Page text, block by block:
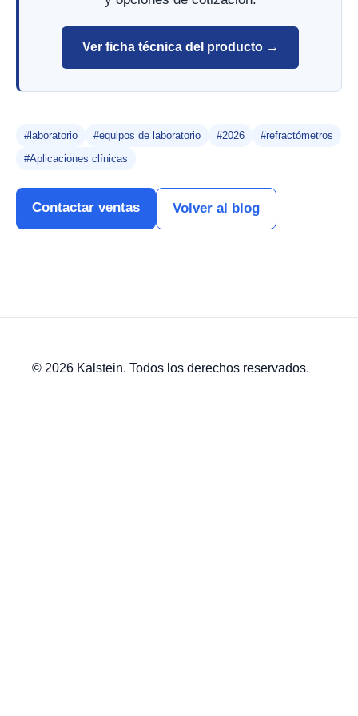
Ver ficha técnica del producto →
#laboratorio #equipos de laboratorio #2026
#refractómetros
#Aplicaciones clínicas
Contactar ventas Volver al blog
© 2026 Kalstein. Todos los derechos reservados.